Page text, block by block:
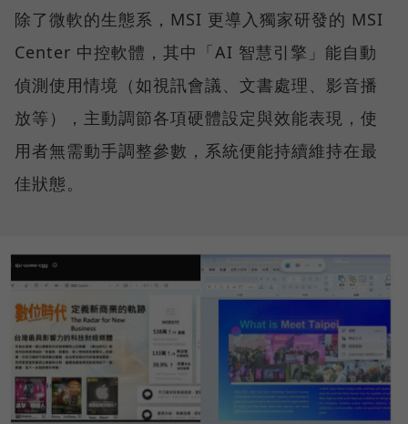
除了微軟的生態系，MSI 更導入獨家研發的 MSI
Center 中控軟體，其中「AI 智慧引擎」能自動
偵測使用情境（如視訊會議、文書處理、影音播
放等），主動調節各項硬體設定與效能表現，使
用者無需動手調整參數，系統便能持續維持在最
佳狀態。